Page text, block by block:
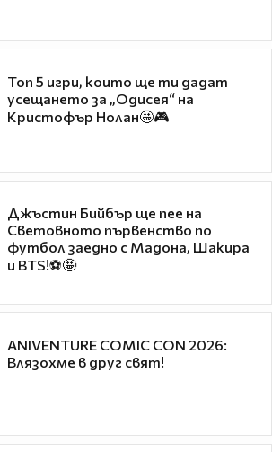
Топ 5 игри, които ще ти дадат
усещането за „Одисея“ на
Кристофър Нолан🤩🎮
Джъстин Бийбър ще пее на
Световното първенство по
футбол заедно с Мадона, Шакира
и BTS!⚽🤩
ANIVENTURE COMIC CON 2026:
Влязохме в друг свят!